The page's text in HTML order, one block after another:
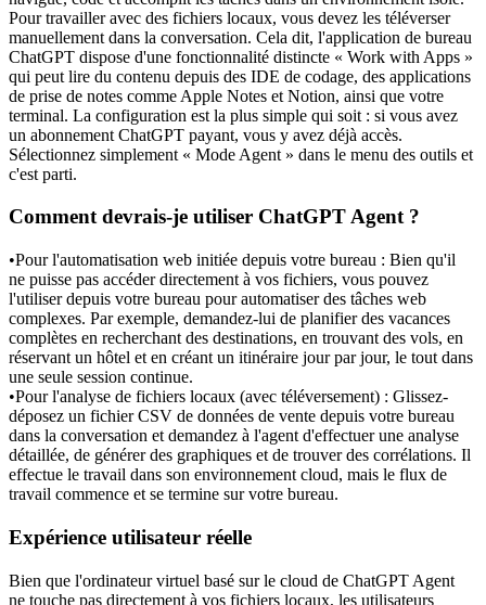
Pour travailler avec des fichiers locaux, vous devez les téléverser
manuellement dans la conversation. Cela dit, l'application de bureau
ChatGPT dispose d'une fonctionnalité distincte « Work with Apps »
qui peut lire du contenu depuis des IDE de codage, des applications
de prise de notes comme Apple Notes et Notion, ainsi que votre
terminal. La configuration est la plus simple qui soit : si vous avez
un abonnement ChatGPT payant, vous y avez déjà accès.
Sélectionnez simplement « Mode Agent » dans le menu des outils et
c'est parti.
Comment devrais-je utiliser ChatGPT Agent ?
•Pour l'automatisation web initiée depuis votre bureau : Bien qu'il
ne puisse pas accéder directement à vos fichiers, vous pouvez
l'utiliser depuis votre bureau pour automatiser des tâches web
complexes. Par exemple, demandez-lui de planifier des vacances
complètes en recherchant des destinations, en trouvant des vols, en
réservant un hôtel et en créant un itinéraire jour par jour, le tout dans
une seule session continue.
•Pour l'analyse de fichiers locaux (avec téléversement) : Glissez-
déposez un fichier CSV de données de vente depuis votre bureau
dans la conversation et demandez à l'agent d'effectuer une analyse
détaillée, de générer des graphiques et de trouver des corrélations. Il
effectue le travail dans son environnement cloud, mais le flux de
travail commence et se termine sur votre bureau.
Expérience utilisateur réelle
Bien que l'ordinateur virtuel basé sur le cloud de ChatGPT Agent
ne touche pas directement à vos fichiers locaux, les utilisateurs